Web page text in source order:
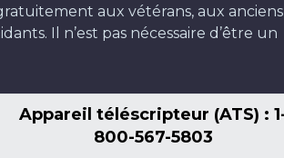
aux vétérans, aux anciens
Il n’est pas nécessaire d’être un
Appareil téléscripteur (ATS) :
800-567-5803